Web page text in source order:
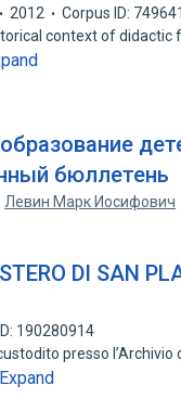
2012
Corpus ID:
context of
бюллетень
Левин Марк Иосифович
DI SAN
190280914
presso
Expand